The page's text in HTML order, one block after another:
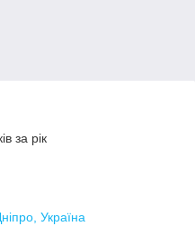
за рік
Україна